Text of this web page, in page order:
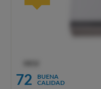
72
BUENA
CALIDAD